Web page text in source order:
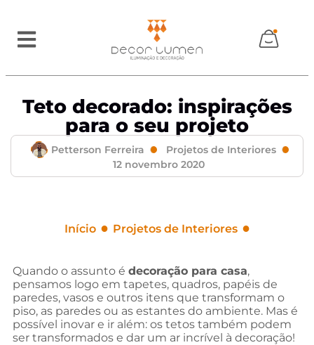
Teto decorado: inspirações
para o seu projeto
Petterson Ferreira
Projetos de Interiores
12 novembro 2020
Início● Projetos de Interiores●
Quando o assunto é decoração para casa,
pensamos logo em tapetes, quadros, papéis de
paredes, vasos e outros itens que transformam o
piso, as paredes ou as estantes do ambiente. Mas é
possível inovar e ir além: os tetos também podem
ser transformados e dar um ar incrível à decoração!